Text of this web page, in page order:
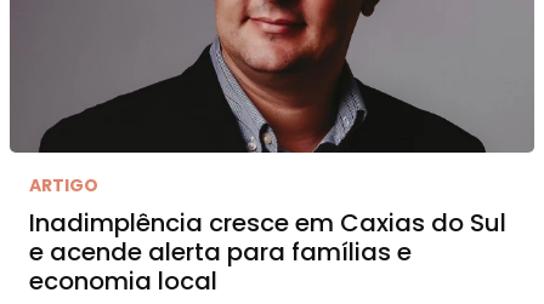
ARTIGO
Inadimplência cresce em Caxias do Sul
e acende alerta para famílias e
economia local